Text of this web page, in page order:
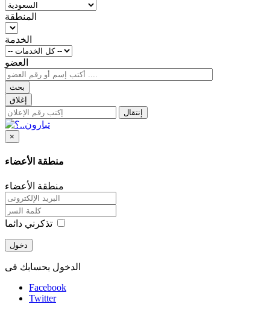
المنطقة
الخدمة
العضو
بحث
إغلاق
إنتقال
×
منطقة الأعضاء
منطقة الأعضاء
دخول
الدخول بحسابك فى
Facebook
Twitter